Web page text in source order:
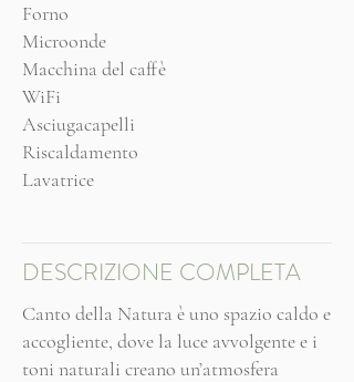
Forno
Microonde
Macchina del caffè
WiFi
Asciugacapelli
Riscaldamento
Lavatrice
DESCRIZIONE COMPLETA
Canto della Natura è uno spazio caldo e
accogliente, dove la luce avvolgente e i
toni naturali creano un’atmosfera